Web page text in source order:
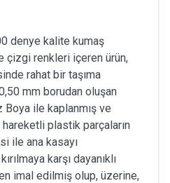
denye kalite kumaş
çizgi renkleri içeren ürün,
rahat bir taşıma
mm borudan oluşan
ile kaplanmış ve
hareketli plastik parçaların
ile ana kasayı
karşı dayanıklı
imal edilmiş olup, üzerine,